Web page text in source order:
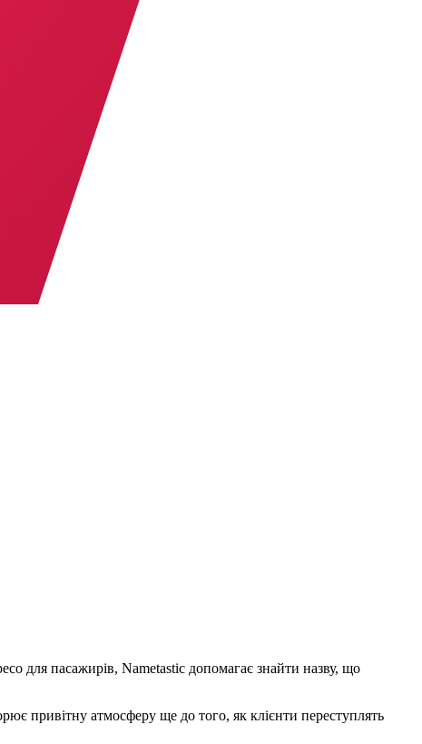
для пасажирів, Nametastic допомагає знайти назву, що
привітну атмосферу ще до того, як клієнти переступлять